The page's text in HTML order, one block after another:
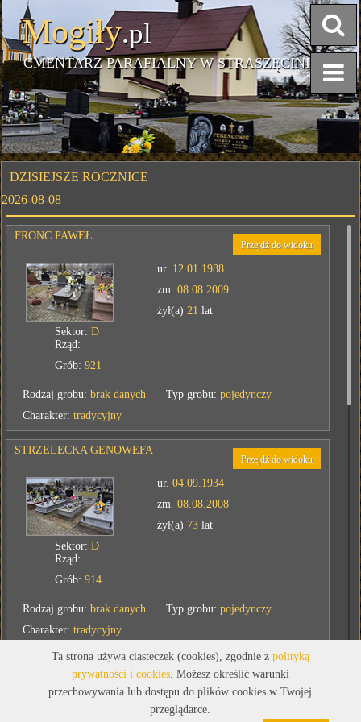
Mogiły.pl
CMENTARZ PARAFIALNY W STRASZĘCINIE
DZISIEJSZE ROCZNICE
2026-08-08
FRONC PAWEŁ
Przejdź do widoku
ur. 12.01.1988
zm.08.08.2009
żył(a)21 lat
Sektor:D
Rząd:
Grób:921
Rodzaj grobu:brak danych Typ grobu:pojedynczy
Charakter:tradycyjny
STRZELECKA GENOWEFA
Przejdź do widoku
ur.04.09.1934
zm.08.08.2008
żył(a) 73 lat
Sektor:D
Rząd:
Grób:914
Rodzaj grobu:brak danych Typ grobu:pojedynczy
Charakter:tradycyjny
Przejdź do widoku
ur.06.06.1913
zm. 08.08.1992
Ta strona używa ciasteczek (cookies), zgodnie z polityką
prywatności i cookies. Możesz określić warunki
przechowywania lub dostępu do plików cookies w Twojej
przeglądarce.